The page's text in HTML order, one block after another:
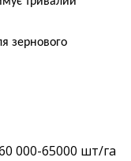
зернового
000-65000 шт/га